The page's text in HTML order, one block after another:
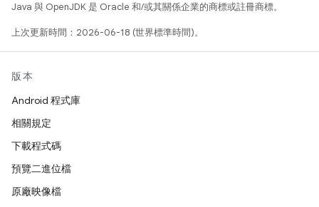
Java 與 OpenJDK 是 Oracle 和/或其關係企業的商標或註冊商標。
上次更新時間：2026-06-18 (世界標準時間)。
版本
Android 程式庫
相關規定
下載程式碼
預覽二進位檔
原廠映像檔